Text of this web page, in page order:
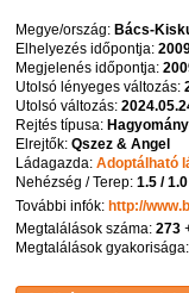
Megye/ország: Bács-
Elhelyezés időpontja:
Megjelenés időpontja:
Utolsó lényeges változás:
Utolsó változás:
Rejtés típusa:
Elrejtők:Qszez & Angel
Ládagazda:Adoptálható
Nehézség / Terep:1.5 / 1.0
További infók:http://
Megtalálások száma:273
Megtalálások